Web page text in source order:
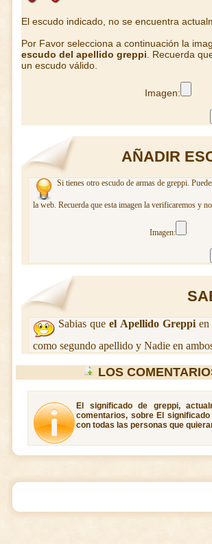
El escudo indicado, no se encuentra
Por Favor selecciona a continuación la
escudo del apellido greppi . Recuerda
un escudo válido.
Imagen:
AÑADIR
Si tienes otro escudo de armas de greppi.
la web. Recuerda que esta imagen la verificaremos y
Imagen:
Sabias queel Apellido Greppien
como segundo apellido y Nadie en
LOS
El significado de greppi,
comentarios, sobre El
con todas las personas que